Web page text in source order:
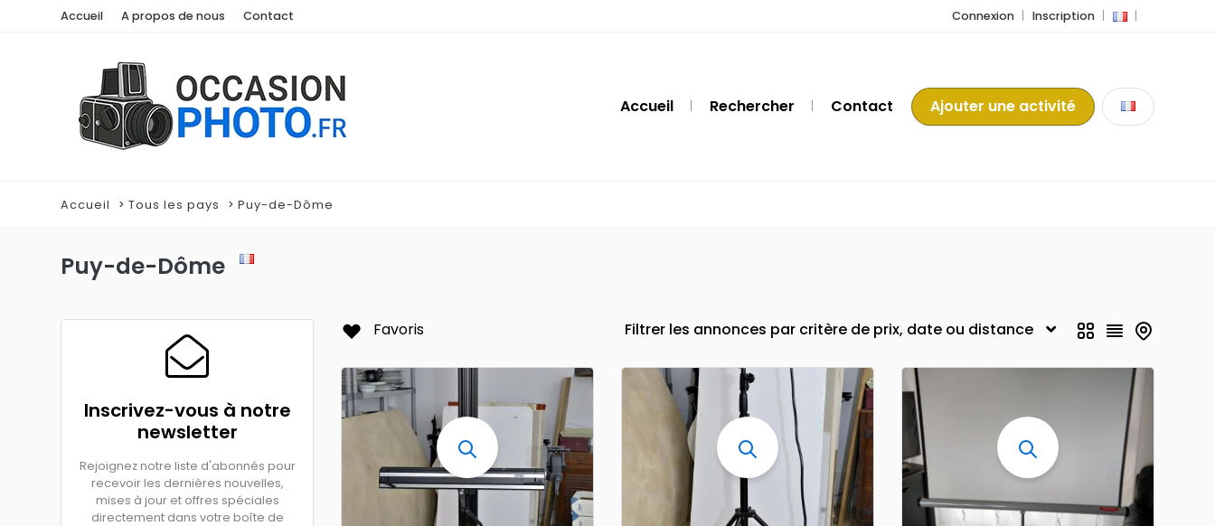
Accueil A propos de nous Contact Connexion Inscription
Accueil Rechercher Contact Ajouter une activité
Accueil Tous les pays Puy-de-Dôme
Puy-de-Dôme
Inscrivez-vous à notre
newsletter
Rejoignez notre liste d'abonnés pour
recevoir les dernières nouvelles,
mises à jour et offres spéciales
directement dans votre boîte de
Favoris